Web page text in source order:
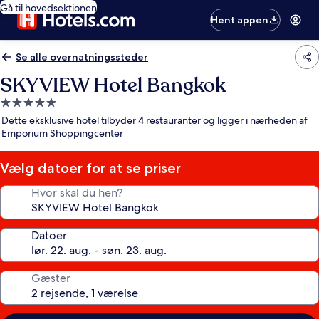
Gå til hovedsektionen
Hent appen
Se alle overnatningssteder
SKYVIEW Hotel Bangkok
5.0-
stjernet
overnatningssted
Dette eksklusive hotel tilbyder 4 restauranter og ligger i nærheden af
Emporium Shoppingcenter
Vælg datoer for at se priser
Hvor skal du hen?
Datoer
Gæster